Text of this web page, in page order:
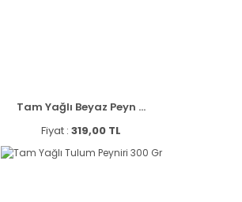
Tam Yağlı Beyaz Peyn ...
Fiyat : 319,00 TL